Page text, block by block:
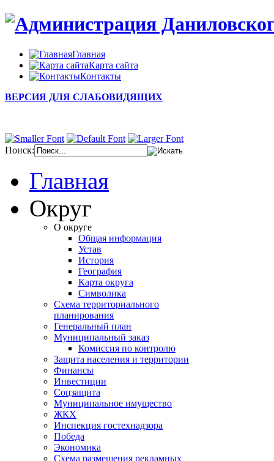
Главная
Карта сайта
Контакты
ВЕРСИЯ ДЛЯ СЛАБОВИДЯЩИХ
Поиск:
Главная
Округ
О округе
Общая информация
Устав
История
География
Карта округа
Символика
Схема территориального
планирования
Генеральный план
Муниципальный заказ
Комиссия по контролю
Защита населения и территории
Финансы
Инвестиции
Соцзащита
Муниципальное имущество
ЖКХ
Инспекция гостехнадзора
Победа
Экономика
Схема размещения рекламных